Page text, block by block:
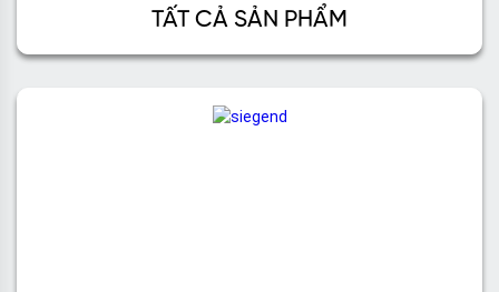
TẤT CẢ SẢN PHẨM